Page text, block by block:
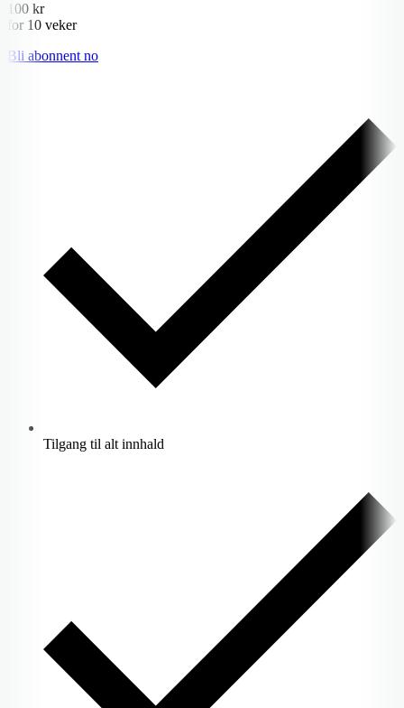
100 kr
for 10 veker
Bli abonnent no
Tilgang til alt innhald